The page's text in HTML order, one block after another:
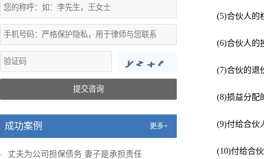
提交咨询
成功案例 更多+
丈夫为公司担保债务 妻子是承担责任
(5)合伙人的
(6)合伙人的
(7)合伙的退
(8)损益分配
(9)付给合伙
(10)付给合